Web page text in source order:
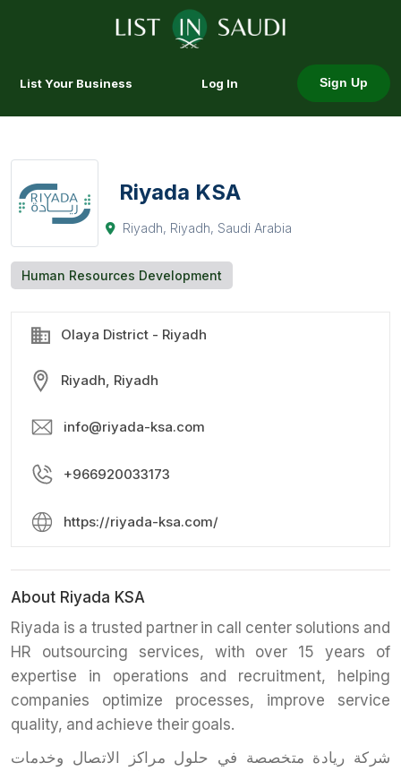
List Your Business Log In Sign Up
Riyada KSA
Riyadh, Riyadh, Saudi Arabia
Human Resources Development
Olaya District - Riyadh
Riyadh, Riyadh
info@riyada-ksa.com
+966920033173
https://riyada-ksa.com/
About Riyada KSA
Riyada is a trusted partner in call center solutions and
HR outsourcing services, with over 15 years of
expertise in operations and recruitment, helping
companies optimize processes, improve service
quality, and achieve their goals.
شركة ريادة متخصصة في حلول مراكز الاتصال وخدمات